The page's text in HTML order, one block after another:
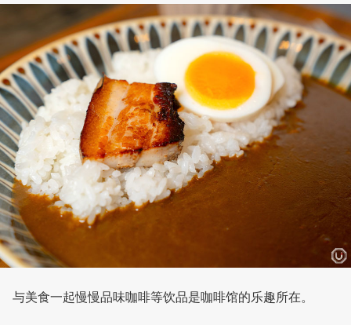
与美食一起慢慢品味咖啡等饮品是咖啡馆的乐趣所在。